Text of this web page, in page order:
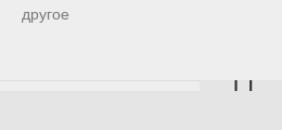
другое